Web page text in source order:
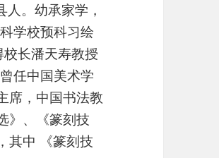
。幼承家学，
学校预科习绘
长潘天寿教授
任中国美术学
席，中国书法教
》、《篆刻技
其中 《篆刻技